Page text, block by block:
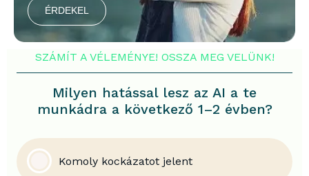
ÉRDEKEL
Milyen hatással lesz az AI a te
munkádra a következő 1–2 évben?
Komoly kockázatot jelent